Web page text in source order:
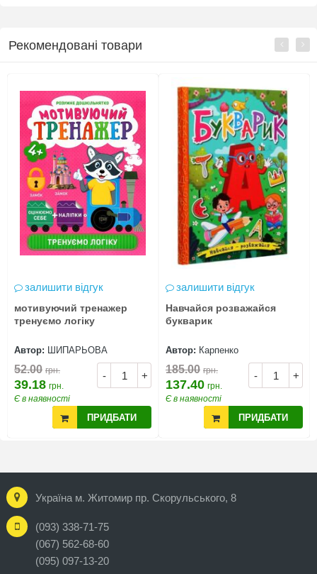
Рекомендовані товари
залишити відгук
мотивуючий тренажер
тренуємо логіку
Автор: ШИПАРЬОВА
- +
52.00 грн.
39.18 грн.
Є в наявності
ПРИДБАТИ
залишити відгук
Навчайся розважайся
букварик
Автор: Карпенко
- +
185.00 грн.
137.40 грн.
Є в наявності
ПРИДБАТИ
Україна м. Житомир пр. Скорульського, 8
(093) 338-71-75
(067) 562-68-60
(095) 097-13-20